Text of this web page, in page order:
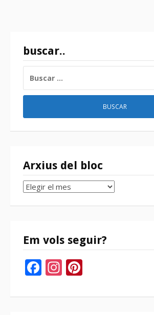
buscar..
Arxius del bloc
Arxius
bloc
Em vols seguir?
Facebook
Instagram